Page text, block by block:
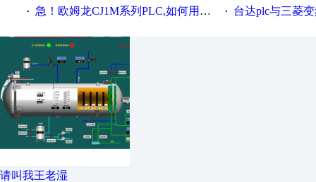
· 急！欧姆龙CJ1M系列PLC,如何用时间控制变频器。要求时间在组态王中可以自由输入！拜托各位大神了！ · 台达plc与三菱
请叫我王老湿